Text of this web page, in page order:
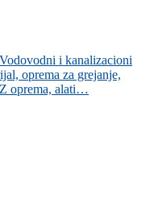
i kanalizacioni
oprema za grejanje,
oprema, alati…